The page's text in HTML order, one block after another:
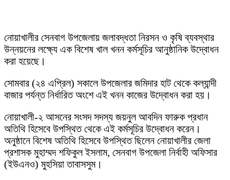
নোয়াখালীর সেনবাগ উপজেলায় জলাবদ্ধতা নিরসন ও কৃষি ব্যবস্থার
উন্নয়নের লক্ষ্যে এক বিশেষ খাল খনন কর্মসূচির আনুষ্ঠানিক উদ্বোধন
করা হয়েছে।
সোমবার (২৪ এপ্রিল) সকালে উপজেলার জমিদার হাট থেকে কল্যান্দী
বাজার পর্যন্ত নির্ধারিত অংশে এই খনন কাজের উদ্বোধন করা হয়।
​নোয়াখালী-২ আসনের সংসদ সদস্য জয়নুল আবদিন ফারুক প্রধান
অতিথি হিসেবে উপস্থিত থেকে এই কর্মসূচির উদ্বোধন করেন।
অনুষ্ঠানে বিশেষ অতিথি হিসেবে উপস্থিত ছিলেন ​নোয়াখালীর জেলা
প্রশাসক মুহাম্মদ শফিকুল ইসলাম, ​সেনবাগ উপজেলা নির্বাহী অফিসার
(ইউএনও) মুহসিয়া তাবাসসুম।